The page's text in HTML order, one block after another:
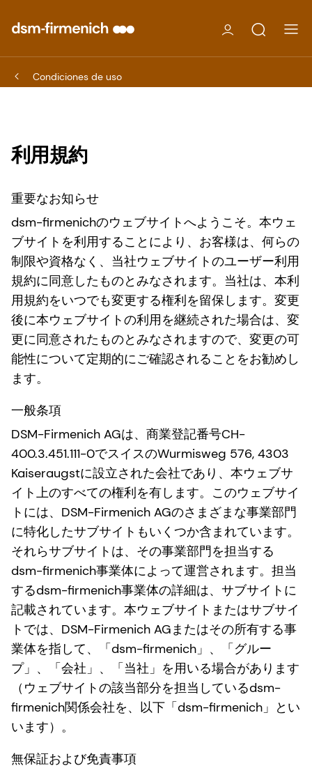
Condiciones de uso
利用規約
重要なお知らせ
dsm-firmenichのウェブサイトへようこそ。本ウェ
ブサイトを利用することにより、お客様は、何らの
制限や資格なく、当社ウェブサイトのユーザー利用
規約に同意したものとみなされます。当社は、本利
用規約をいつでも変更する権利を留保します。変更
後に本ウェブサイトの利用を継続された場合は、変
更に同意されたものとみなされますので、変更の可
能性について定期的にご確認されることをお勧めし
ます。
一般条項
DSM-Firmenich AGは、商業登記番号CH-
400.3.451.111-0でスイスのWurmisweg 576, 4303
Kaiseraugstに設立された会社であり、本ウェブサ
イト上のすべての権利を有します。このウェブサイ
トには、DSM-Firmenich AGのさまざまな事業部門
に特化したサブサイトもいくつか含まれています。
それらサブサイトは、その事業部門を担当する
dsm-firmenich事業体によって運営されます。担当
するdsm-firmenich事業体の詳細は、サブサイトに
記載されています。本ウェブサイトまたはサブサイ
トでは、DSM-Firmenich AGまたはその所有する事
業体を指して、「dsm-firmenich」、「グルー
プ」、「会社」、「当社」を用いる場合があります
（ウェブサイトの該当部分を担当しているdsm-
firmenich関係会社を、以下「dsm-firmenich」とい
います）。
無保証および免責事項